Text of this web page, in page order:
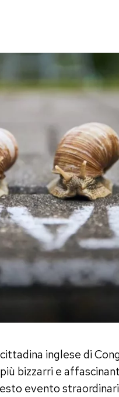
inglese di
bizzarri e
evento